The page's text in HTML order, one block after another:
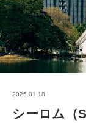
2025.01.18
シーロム（